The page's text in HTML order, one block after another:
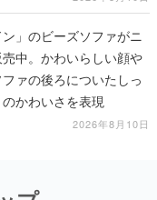
ァの後ろについたしっ
のかわいさを表現
2026年8月10日